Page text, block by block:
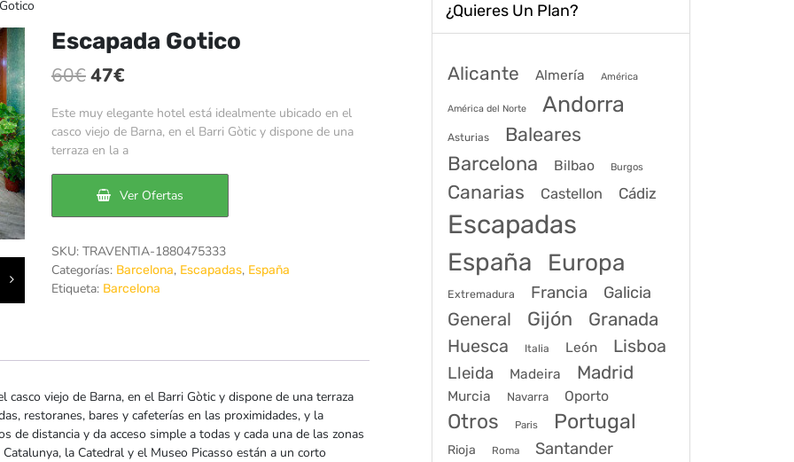
Escapada Gotico
60€El
precio
original
era:
60€.
47€El
precio
actual
es:
47€.
Este muy elegante hotel está idealmente ubicado en el
casco viejo de Barna, en el Barri Gòtic y dispone de una
terraza en la a
Ver Ofertas
SKU: TRAVENTIA-1880475333
Categorías: Barcelona, Escapadas, España
Etiqueta: Barcelona
viejo de Barna, en el Barri Gòtic y dispone de una terraza
restoranes, bares y cafeterías en las proximidades, y la
de distancia y da acceso simple a todas y cada una de las zonas
la Catedral y el Museo Picasso están a un corto
¿Quieres Un Plan?
Alicante Almería América
América del Norte Andorra
Asturias Baleares
Barcelona Bilbao Burgos
Canarias Castellon Cádiz
Escapadas
España Europa
Extremadura Francia Galicia
General Gijón
Granada
Huesca
Italia León Lisboa
Lleida Madeira Madrid
Murcia Navarra Oporto
Otros Paris Portugal
Rioja Roma Santander